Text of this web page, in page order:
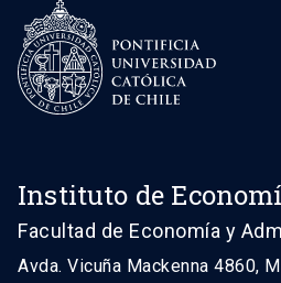
Instituto de
Facultad de Economía y
Avda. Vicuña Mackenna 4860,